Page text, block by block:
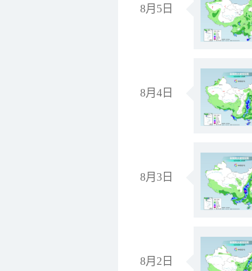
8月5日
8月4日
8月3日
8月2日